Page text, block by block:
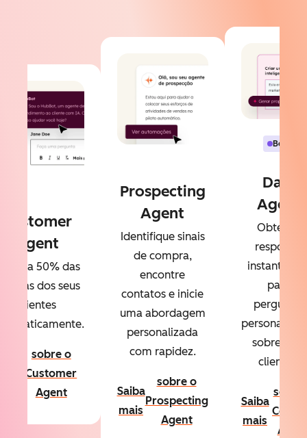
Customer
Agent
50% das
dos seus
clientes
sobre o
Customer
Agent
Prospecting
Agent
Identifique sinais
de compra,
encontre
contatos e inicie
uma abordagem
personalizada
com rapidez.
Saiba
mais
sobre o
Prospecting
Agent
Beta
Data
Agent
Obtenha
respostas
para
perguntas
sobre seus
clientes.
Saiba
mais
sobre